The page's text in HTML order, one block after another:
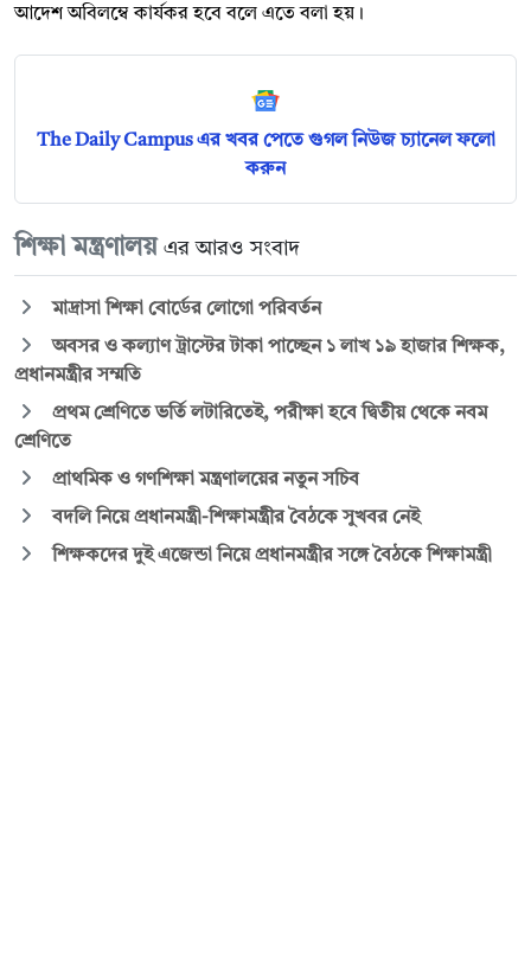
আদেশ অবিলম্বে কার্যকর হবে বলে এতে বলা হয়।
The Daily Campus এর খবর পেতে গুগল নিউজ চ্যানেল ফলো
করুন
শিক্ষা মন্ত্রণালয় এর আরও সংবাদ
মাদ্রাসা শিক্ষা বোর্ডের লোগো পরিবর্তন
অবসর ও কল্যাণ ট্রাস্টের টাকা পাচ্ছেন ১ লাখ ১৯ হাজার শিক্ষক,
প্রধানমন্ত্রীর সম্মতি
প্রথম শ্রেণিতে ভর্তি লটারিতেই, পরীক্ষা হবে দ্বিতীয় থেকে নবম
শ্রেণিতে
প্রাথমিক ও গণশিক্ষা মন্ত্রণালয়ের নতুন সচিব
বদলি নিয়ে প্রধানমন্ত্রী-শিক্ষামন্ত্রীর বৈঠকে সুখবর নেই
শিক্ষকদের দুই এজেন্ডা নিয়ে প্রধানমন্ত্রীর সঙ্গে বৈঠকে শিক্ষামন্ত্রী